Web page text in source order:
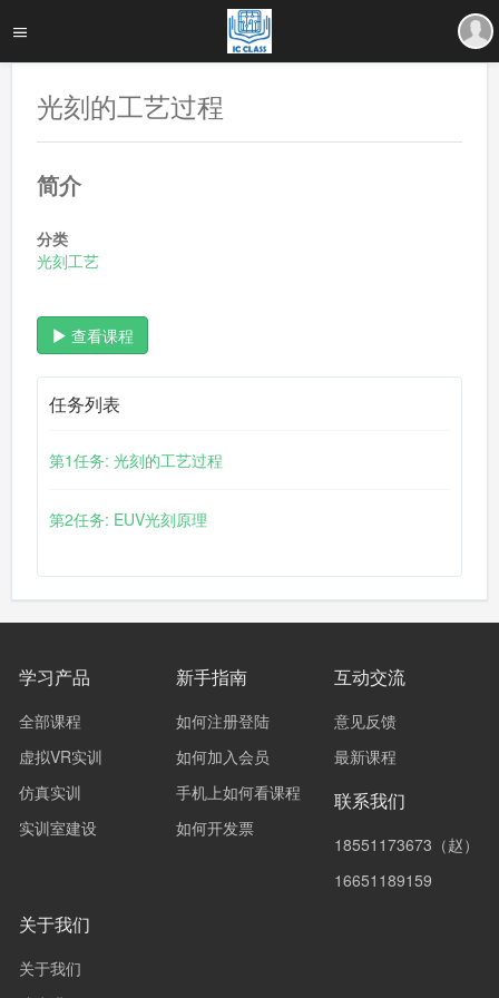
光刻的工艺过程
简介
分类
光刻工艺
查看课程
任务列表
第1任务: 光刻的工艺过程
第2任务: EUV光刻原理
学习产品
全部课程
虚拟VR实训
仿真实训
实训室建设
新手指南
如何注册登陆
如何加入会员
手机上如何看课程
如何开发票
互动交流
意见反馈
最新课程
联系我们
18551173673（赵）
16651189159
关于我们
关于我们